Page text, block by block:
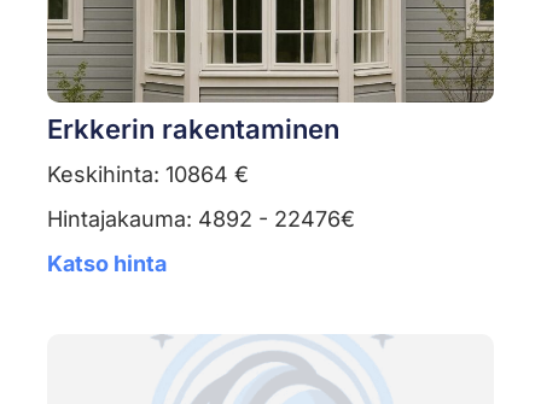
Erkkerin rakentaminen
Keskihinta: 10864 €
Hintajakauma: 4892 - 22476€
Katso hinta